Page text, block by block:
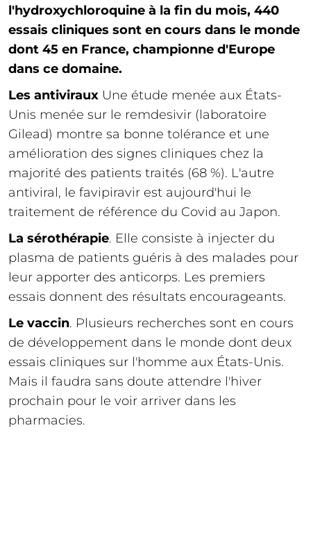
l'hydroxychloroquine à la fin du mois, 440
essais cliniques sont en cours dans le monde
dont 45 en France, championne d'Europe
dans ce domaine.
Les antiviraux Une étude menée aux États-
Unis menée sur le remdesivir (laboratoire
Gilead) montre sa bonne tolérance et une
amélioration des signes cliniques chez la
majorité des patients traités (68 %). L'autre
antiviral, le favipiravir est aujourd'hui le
traitement de référence du Covid au Japon.
La sérothérapie. Elle consiste à injecter du
plasma de patients guéris à des malades pour
leur apporter des anticorps. Les premiers
essais donnent des résultats encourageants.
Le vaccin. Plusieurs recherches sont en cours
de développement dans le monde dont deux
essais cliniques sur l'homme aux États-Unis.
Mais il faudra sans doute attendre l'hiver
prochain pour le voir arriver dans les
pharmacies.